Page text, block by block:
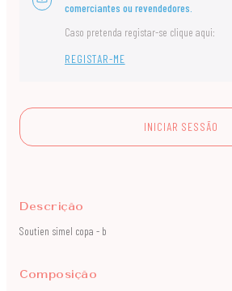
comerciantes ou revendedores.
Caso pretenda registar-se clique aqui:
REGISTAR-ME
INICIAR SESSÃO
Descrição
Soutien simel copa - b
Composição